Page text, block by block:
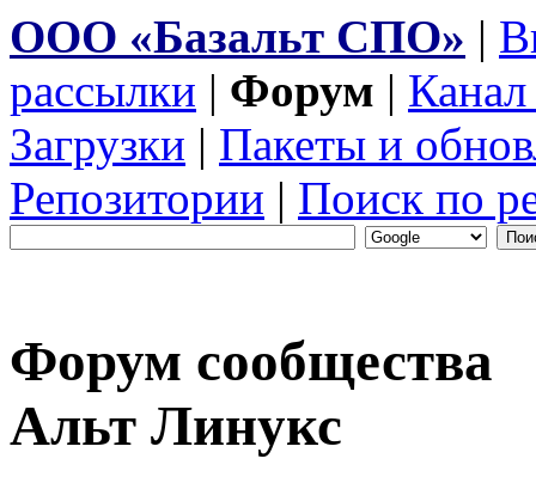
ООО «Базальт СПО» |
рассылки | Форум |
Загрузки | Пакеты и
Репозитории | Поиск по
Форум сообщества
Альт Линукс